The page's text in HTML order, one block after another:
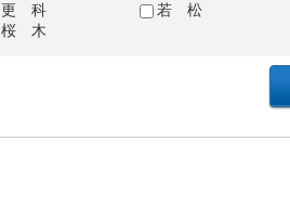
更 科
若 松
桜 木